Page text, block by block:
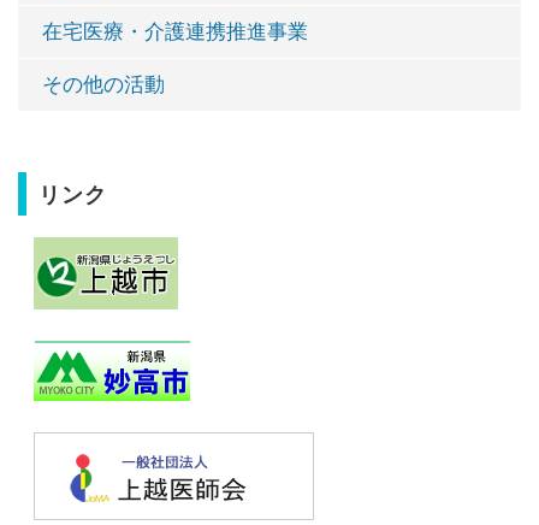
在宅医療・介護連携推進事業
その他の活動
リンク